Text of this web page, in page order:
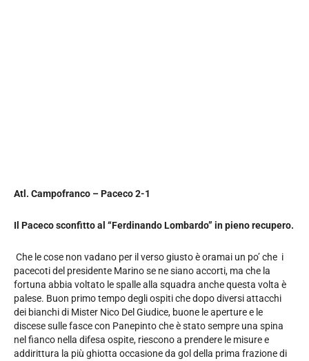
Atl. Campofranco – Paceco 2-1
Il Paceco sconfitto al “Ferdinando Lombardo” in pieno recupero.
Che le cose non vadano per il verso giusto è oramai un po’ che i
pacecoti del presidente Marino se ne siano accorti, ma che la
fortuna abbia voltato le spalle alla squadra anche questa volta è
palese. Buon primo tempo degli ospiti che dopo diversi attacchi
dei bianchi di Mister Nico Del Giudice, buone le aperture e le
discese sulle fasce con Panepinto che è stato sempre una spina
nel fianco nella difesa ospite, riescono a prendere le misure e
addirittura la più ghiotta occasione da gol della prima frazione di